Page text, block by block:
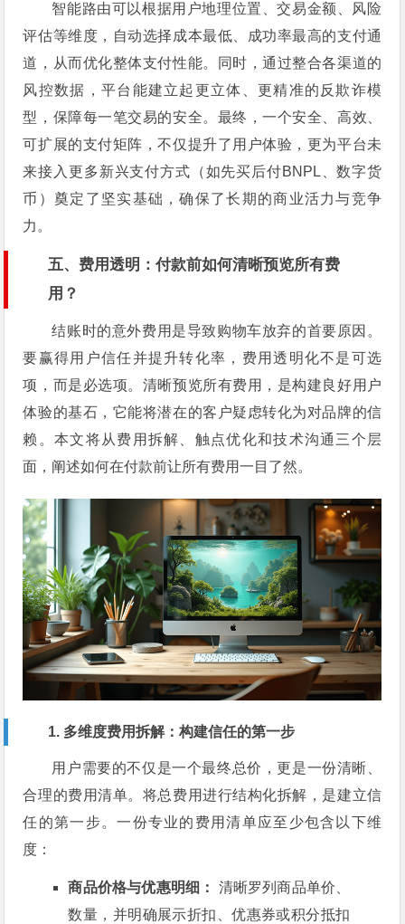
智能路由可以根据用户地理位置、交易金额、风险
评估等维度，自动选择成本最低、成功率最高的支付通
道，从而优化整体支付性能。同时，通过整合各渠道的
风控数据，平台能建立起更立体、更精准的反欺诈模
型，保障每一笔交易的安全。最终，一个安全、高效、
可扩展的支付矩阵，不仅提升了用户体验，更为平台未
来接入更多新兴支付方式（如先买后付BNPL、数字货
币）奠定了坚实基础，确保了长期的商业活力与竞争
力。
五、费用透明：付款前如何清晰预览所有费
用？
结账时的意外费用是导致购物车放弃的首要原因。
要赢得用户信任并提升转化率，费用透明化不是可选
项，而是必选项。清晰预览所有费用，是构建良好用户
体验的基石，它能将潜在的客户疑虑转化为对品牌的信
赖。本文将从费用拆解、触点优化和技术沟通三个层
面，阐述如何在付款前让所有费用一目了然。
1. 多维度费用拆解：构建信任的第一步
用户需要的不仅是一个最终总价，更是一份清晰、
合理的费用清单。将总费用进行结构化拆解，是建立信
任的第一步。一份专业的费用清单应至少包含以下维
度：
商品价格与优惠明细：
清晰罗列商品单价、
数量，并明确展示折扣、优惠券或积分抵扣